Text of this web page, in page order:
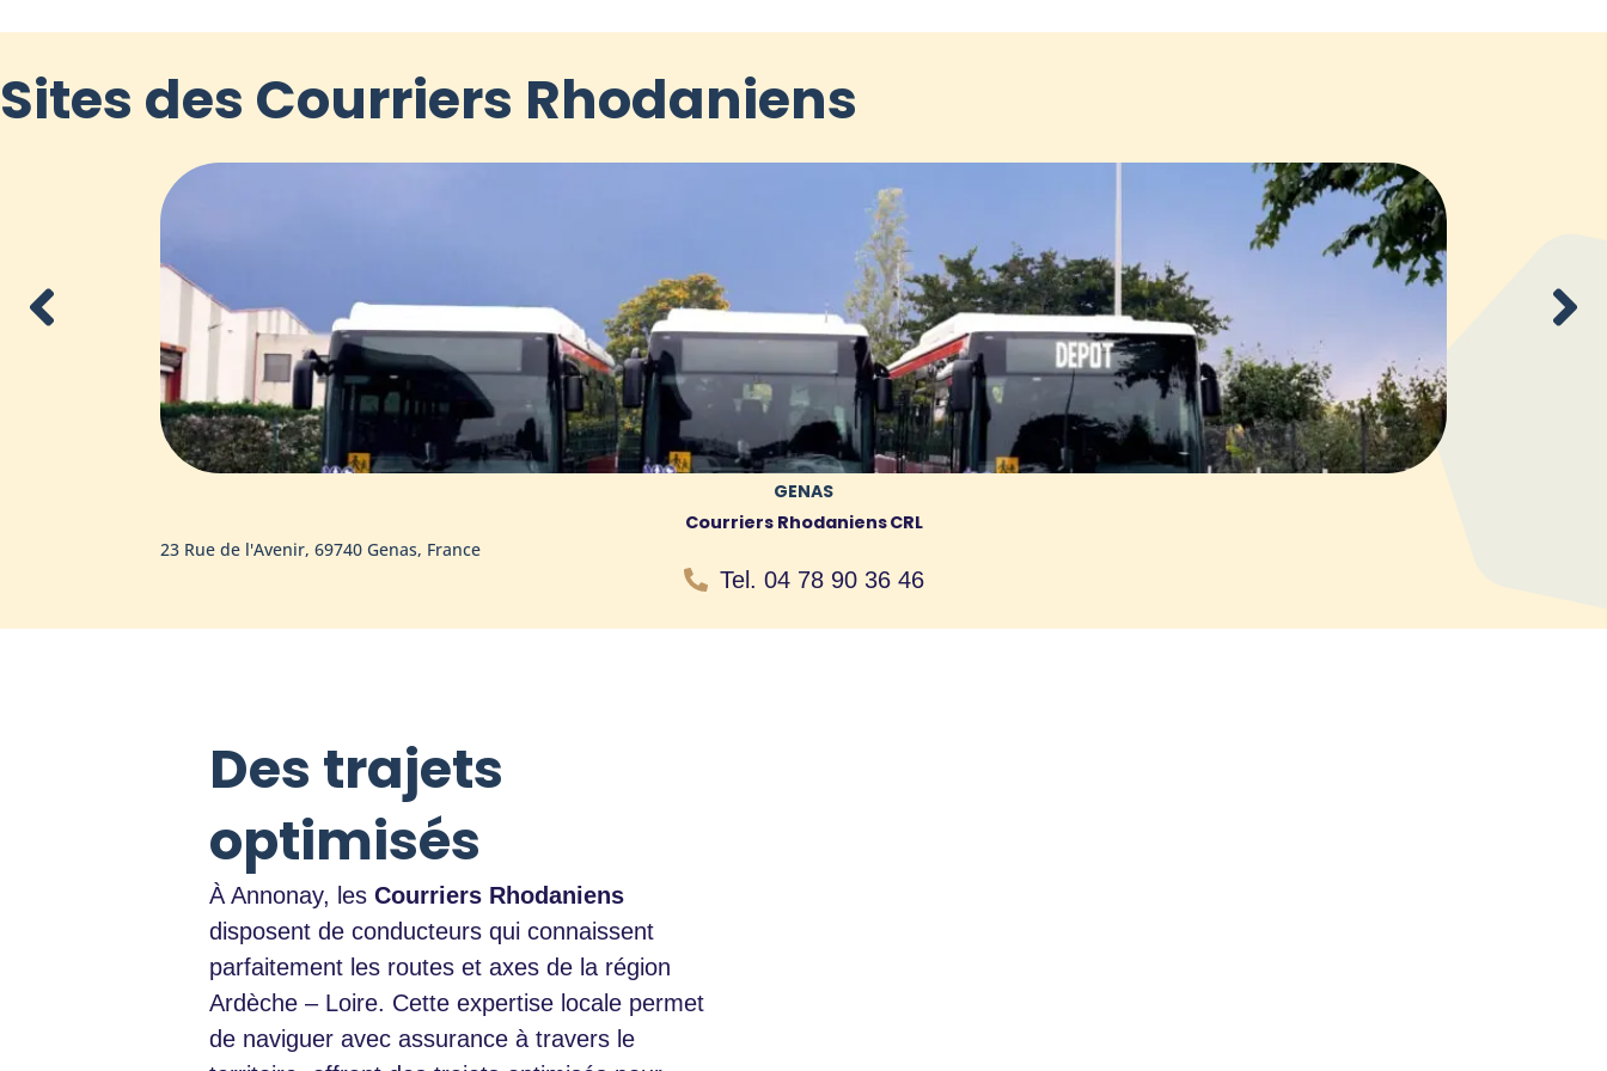
Sites des Courriers Rhodaniens
GENAS
Courriers RhodaniensCRL
23 Rue de l'Avenir, 69740 Genas, France
Tel. 04 78 90 36 46
Des trajets
optimisés
À Annonay, lesCourriers Rhodaniens
disposent de conducteurs qui connaissent
parfaitement les routes et axes de la région
Ardèche – Loire. Cette expertise locale permet
de naviguer avec assurance à travers le